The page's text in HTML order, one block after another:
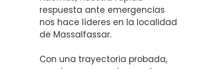
respuesta ante emergencias
nos hace líderes en la localidad
de Massalfassar.
Con una trayectoria probada,